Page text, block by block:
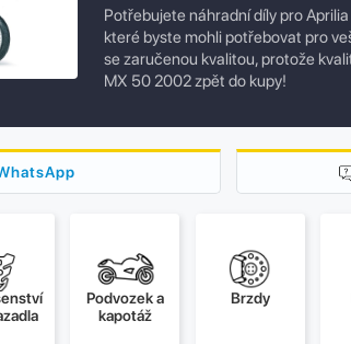
Potřebujete náhradní díly pro
které byste mohli potřebovat pro
se zaručenou kvalitou, protože
MX 50 2002 zpět do kupy!
Podvozek a
kapotáž
Brzdy